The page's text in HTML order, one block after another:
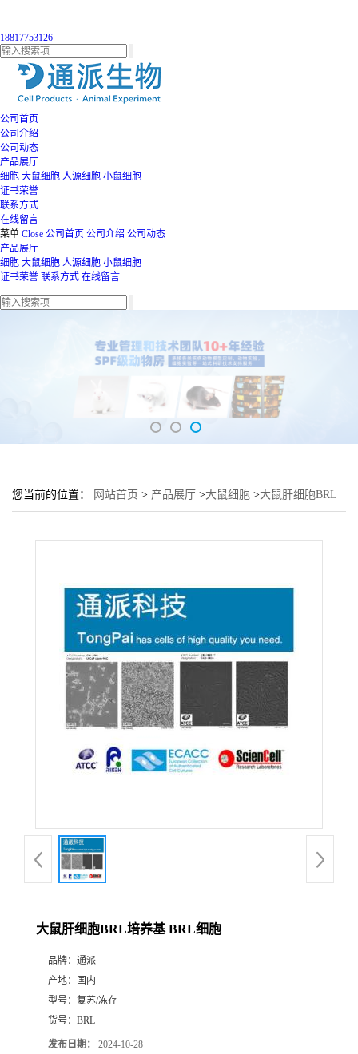
18817753126
公司首页
公司介绍
公司动态
产品展厅
细胞 大鼠细胞 人源细胞 小鼠细胞
证书荣誉
联系方式
在线留言
菜单 Close 公司首页 公司介绍 公司动态
产品展厅
细胞 大鼠细胞 人源细胞 小鼠细胞
证书荣誉 联系方式 在线留言
您当前的位置： 网站首页 > 产品展厅 >大鼠细胞 >大鼠肝细胞BRL
大鼠肝细胞BRL培养基 BRL细胞
品牌： 通派
产地：
国内
型号： 复苏/冻存
货号： BRL
发布日期： 2024-10-28